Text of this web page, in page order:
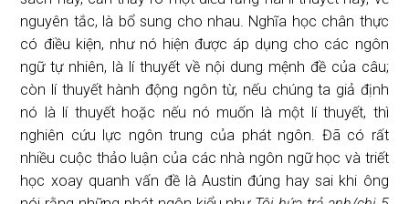
nguyên tắc, là bổ sung cho nhau. Nghĩa học chân thực
có điều kiện, như nó hiện được áp dụng cho các ngôn
ngữ tự nhiên, là lí thuyết về nội dung mệnh đề của câu;
còn lí thuyết hành động ngôn từ, nếu chúng ta giả định
nó là lí thuyết hoặc nếu nó muốn là một lí thuyết, thì
nghiên cứu lực ngôn trung của phát ngôn. Đã có rất
nhiều cuộc thảo luận của các nhà ngôn ngữ học và triết
học xoay quanh vấn đề là Austin đúng hay sai khi ông